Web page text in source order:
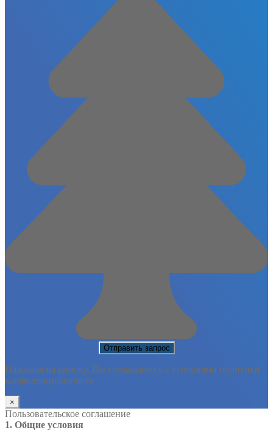
Нажимая на кнопку, Вы соглашаетесь с условиями политики
конфиденциальности
×
Пользовательское соглашение
1. Общие условия